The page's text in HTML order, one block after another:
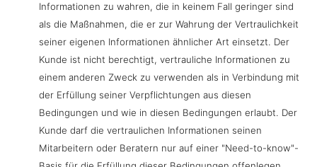
Informationen zu wahren, die in keinem Fall geringer sind
als die Maßnahmen, die er zur Wahrung der Vertraulichkeit
seiner eigenen Informationen ähnlicher Art einsetzt. Der
Kunde ist nicht berechtigt, vertrauliche Informationen zu
einem anderen Zweck zu verwenden als in Verbindung mit
der Erfüllung seiner Verpflichtungen aus diesen
Bedingungen und wie in diesen Bedingungen erlaubt. Der
Kunde darf die vertraulichen Informationen seinen
Mitarbeitern oder Beratern nur auf einer "Need-to-know"-